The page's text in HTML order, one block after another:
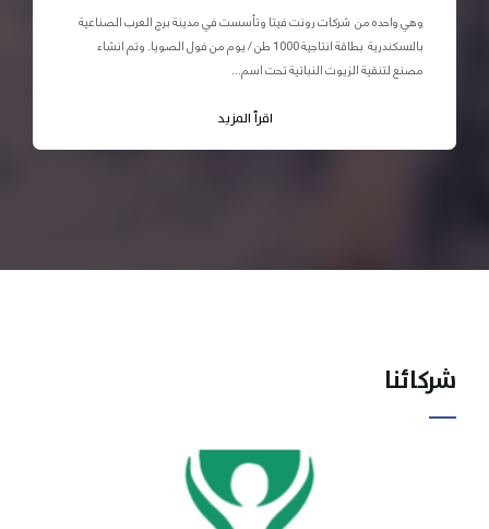
وهي واحده من شركات رونت فيتا وتأسست في مدينة برج العرب الصناعية
بالاسكندرية بطاقة انتاجية 1000 طن / يوم من فول الصويا. وتم انشاء
مصنع لتنقية الزيوت النباتية تحت اسم...
اقرأ المزيد
شركائنا